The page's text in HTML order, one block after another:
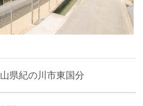
県紀の川市東国分